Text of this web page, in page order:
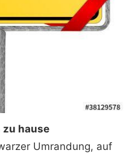
hause
Umrandung, auf